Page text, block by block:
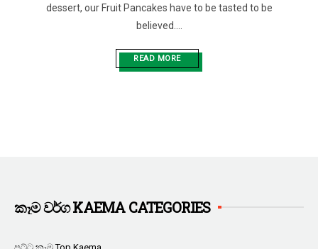
dessert, our Fruit Pancakes have to be tasted to be
believed....
READ MORE
කෑම වර්ග KAEMA CATEGORIES